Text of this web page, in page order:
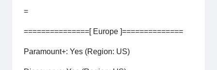
=
===============[ Europe ]==============
Paramount+: Yes (Region: US)